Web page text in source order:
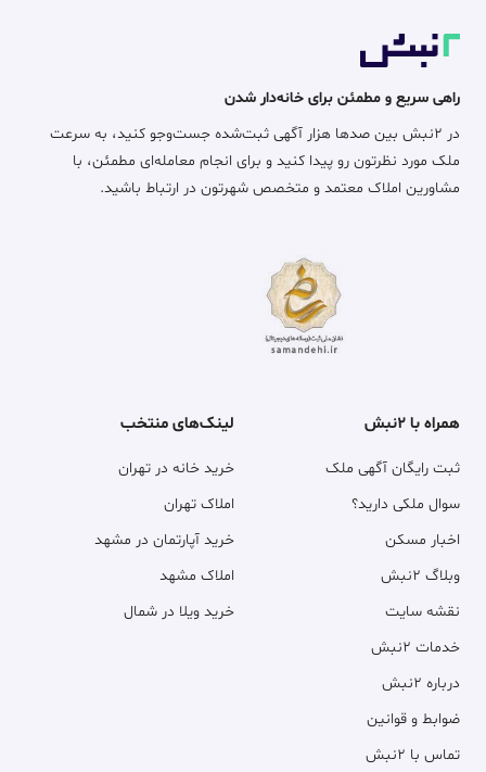
راهی سریع و مطمئن برای خانه‌دار شدن
در ۲نبش بین صدها هزار آگهی ثبت‌شده جست‌وجو کنید، به سرعت
ملک مورد نظرتون رو پیدا کنید و برای انجام معامله‌ای مطمئن، با
مشاورین املاک معتمد و متخصص شهرتون در ارتباط باشید.
همراه با ۲نبش
ثبت رایگان آگهی ملک
سوال ملکی دارید؟
اخبار مسکن
وبلاگ ۲نبش
نقشه سایت
خدمات ۲نبش
درباره ۲نبش
ضوابط و قوانین
تماس با ۲نبش
لینک‌های منتخب
خرید خانه در تهران
املاک تهران
خرید آپارتمان در مشهد
املاک مشهد
خرید ویلا در شمال